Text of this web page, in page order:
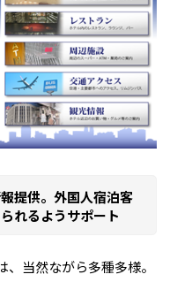
提供。外国人宿泊客
れるようサポート
当然ながら多種多様。